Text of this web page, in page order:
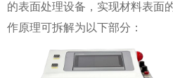
的表面处理设备，实现材料表面
作原理可拆解为以下部分：